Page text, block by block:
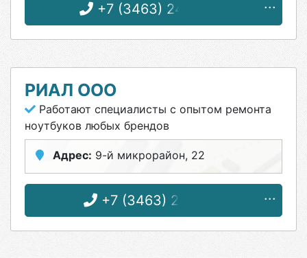
+7 (3463) 24-21-34
РИАЛ ООО
Работают специалисты с опытом ремонта
ноутбуков любых брендов
Адрес: 9-й микрорайон, 22
+7 (3463) 22-11-11